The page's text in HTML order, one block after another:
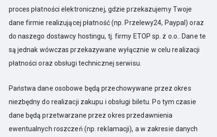
proces płatności elektronicznej, gdzie przekazujemy Twoje
dane firmie realizującej płatność (np. Przelewy24, Paypal) oraz
do naszego dostawcy hostingu, tj. firmy ETOP sp. z o.o.. Dane te
są jednak wówczas przekazywane wyłącznie w celu realizacji
płatności oraz obsługi technicznej serwisu.
Państwa dane osobowe będą przechowywane przez okres
niezbędny do realizacji zakupu i obsługi biletu. Po tym czasie
dane będą przetwarzane przez okres przedawnienia
ewentualnych roszczeń (np. reklamacji), a w zakresie danych